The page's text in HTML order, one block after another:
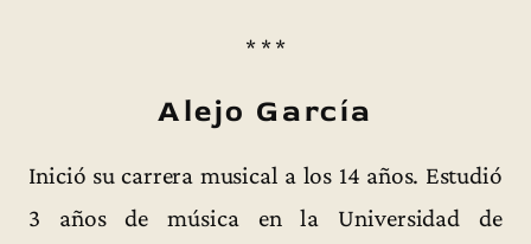
* * *
Alejo García
Inició su carrera musical a los 14 años. Estudió
3 años de música en la Universidad de